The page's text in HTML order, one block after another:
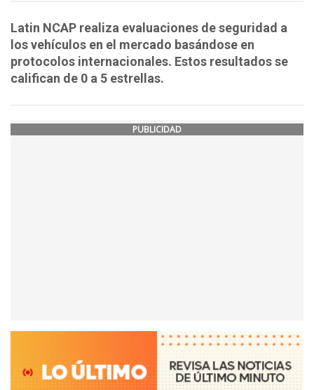
Latin NCAP realiza evaluaciones de seguridad a
los vehículos en el mercado basándose en
protocolos internacionales. Estos resultados se
califican de 0 a 5 estrellas.
PUBLICIDAD